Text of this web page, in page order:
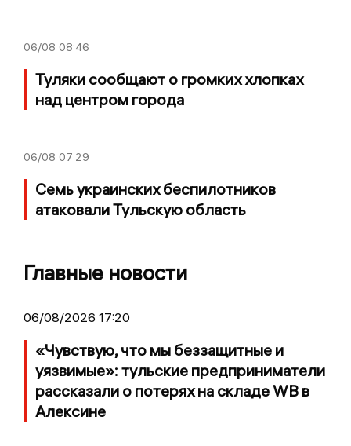
06/08 08:46
Туляки сообщают о громких хлопках
над центром города
06/08 07:29
Семь украинских беспилотников
атаковали Тульскую область
Главные новости
06/08/2026 17:20
«Чувствую, что мы беззащитные и
уязвимые»: тульские предприниматели
рассказали о потерях на складе WB в
Алексине